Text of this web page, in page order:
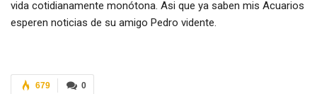
vida cotidianamente monótona. Asi que ya saben mis Acuarios
esperen noticias de su amigo Pedro vidente.
0
679